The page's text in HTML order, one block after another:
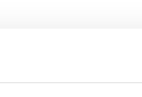
desktop-printers, kern:
rollen, rec. lint: 5095